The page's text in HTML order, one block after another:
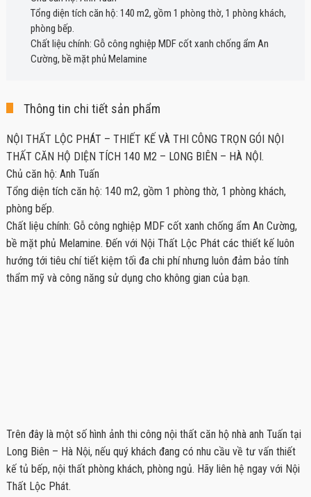
Tổng diện tích căn hộ: 140 m2, gồm 1 phòng thờ, 1 phòng khách,
phòng bếp.
Chất liệu chính: Gỗ công nghiệp MDF cốt xanh chống ẩm An
Cường, bề mặt phủ Melamine
Thông tin chi tiết sản phẩm
NỘI THẤT LỘC PHÁT – THIẾT KẾ VÀ THI CÔNG TRỌN GÓI NỘI
THẤT CĂN HỘ DIỆN TÍCH 140 M2 – LONG BIÊN – HÀ NỘI.
Chủ căn hộ: Anh Tuấn
Tổng diện tích căn hộ: 140 m2, gồm 1 phòng thờ, 1 phòng khách,
phòng bếp.
Chất liệu chính: Gỗ công nghiệp MDF cốt xanh chống ẩm An Cường,
bề mặt phủ Melamine. Đến với Nội Thất Lộc Phát các thiết kế luôn
hướng tới tiêu chí tiết kiệm tối đa chi phí nhưng luôn đảm bảo tính
thẩm mỹ và công năng sử dụng cho không gian của bạn.
Trên đây là một số hình ảnh thi công nội thất căn hộ nhà anh Tuấn tại
Long Biên – Hà Nội, nếu quý khách đang có nhu cầu về tư vấn thiết
kế tủ bếp, nội thất phòng khách, phòng ngủ. Hãy liên hệ ngay với Nội
Thất Lộc Phát.